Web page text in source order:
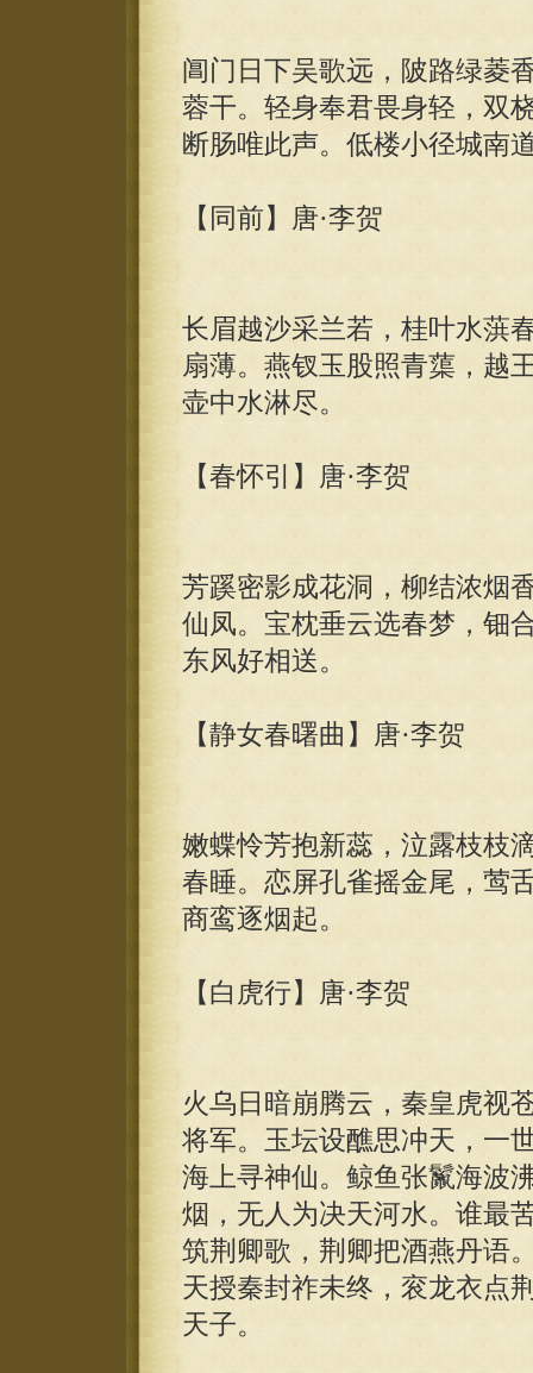
阊门日下吴歌远，陂路绿菱
蓉干。轻身奉君畏身轻，双
断肠唯此声。低楼小径城南
【同前】唐·李贺
长眉越沙采兰若，桂叶水葓
扇薄。燕钗玉股照青蕖，越
壶中水淋尽。
【春怀引】唐·李贺
芳蹊密影成花洞，柳结浓烟
仙凤。宝枕垂云选春梦，钿
东风好相送。
【静女春曙曲】唐·李贺
嫩蝶怜芳抱新蕊，泣露枝枝
春睡。恋屏孔雀摇金尾，莺
商鸾逐烟起。
【白虎行】唐·李贺
火乌日暗崩腾云，秦皇虎视
将军。玉坛设醮思冲天，一
海上寻神仙。鲸鱼张鬣海波
烟，无人为决天河水。谁最
筑荆卿歌，荆卿把酒燕丹语
天授秦封祚未终，衮龙衣点
天子。